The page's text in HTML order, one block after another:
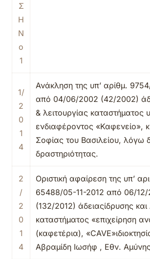
Σ
Η
Ν
ο
1
1/
2
0
1
4
Ανάκληση της υπ’ αρίθμ.
από 04/06/2002 (42/2002)
& λειτουργίας καταστήματος
ενδιαφέροντος «Καφενείο»,
Σοφίας του Βασιλείου, λόγω
δραστηριότητας.
2
/
2
0
1
4
Οριστική αφαίρεση της υπ’
65488/05-11-2012 από 06/12/
(132/2012) άδειαςίδρυσης και
καταστήματος «επιχείρηση
(καφετέρια),
Αβραμίδη Ιωσήφ , Εθν.